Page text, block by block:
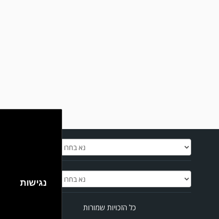
כל הזכויות שמורות
נגישות